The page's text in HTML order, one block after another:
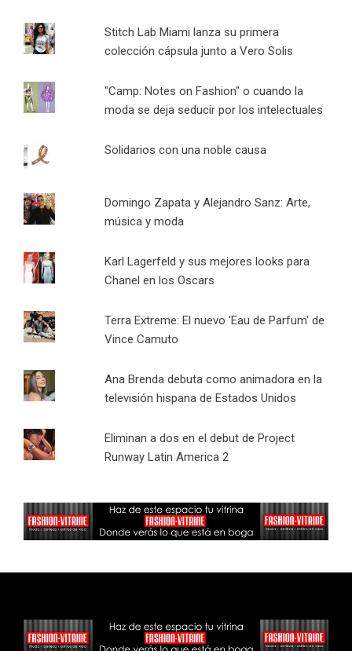
Stitch Lab Miami lanza su primera
colección cápsula junto a Vero Solis
"Camp: Notes on Fashion" o cuando la
moda se deja seducir por los intelectuales
Solidarios con una noble causa
Domingo Zapata y Alejandro Sanz: Arte,
música y moda
Karl Lagerfeld y sus mejores looks para
Chanel en los Oscars
Terra Extreme: El nuevo 'Eau de Parfum' de
Vince Camuto
Ana Brenda debuta como animadora en la
televisión hispana de Estados Unidos
Eliminan a dos en el debut de Project
Runway Latin America 2